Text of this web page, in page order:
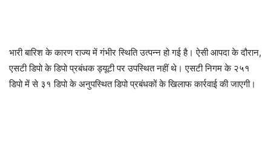
भारी बारिश के कारण राज्य में गंभीर स्थिति उत्पन्न हो गई है। ऐसी आपदा के दौरान,
एसटी डिपो के डिपो प्रबंधक ड्यूटी पर उपस्थित नहीं थे। एसटी निगम के २५१
डिपो में से ३१ डिपो के अनुपस्थित डिपो प्रबंधकों के खिलाफ कार्रवाई की जाएगी।